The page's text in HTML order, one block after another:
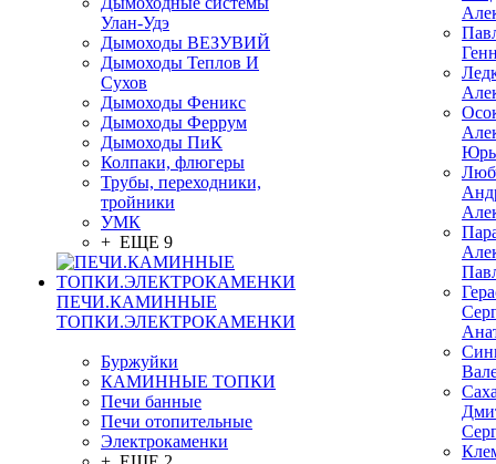
Улан-Удэ
Дымоходы ВЕЗУВИЙ
Дымоходы Теплов И
Сухов
Дымоходы Феникс
Дымоходы Феррум
Дымоходы ПиК
Колпаки, флюгеры
Трубы, переходники,
тройники
УМК
+ ЕЩЕ 9
ПЕЧИ.КАМИННЫЕ
ТОПКИ.ЭЛЕКТРОКАМЕНКИ
Буржуйки
КАМИННЫЕ ТОПКИ
Печи банные
Печи отопительные
Электрокаменки